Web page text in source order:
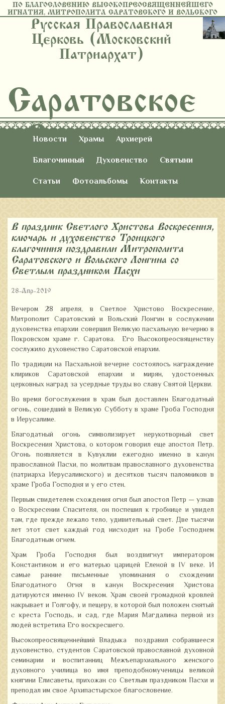
ПО БЛАГОСЛОВЕНИЮ ВЫСОКОПРЕОСВЯЩЕННЕЙШЕГО
ИГНАТИЯ, МИТРОПОЛИТА САРАТОВСКОГО И ВОЛЬСКОГО
Русская Православная
Церковь (Московский
Патриархат)
Саратовское
Восточное
Благочиние
Новости Храмы
Архиерей
Благочинный
Духовенство
Святыни
Статьи
Фотоальбомы Контакты
В праздник Светлого Христова Воскресения,
ключарь и духовенство Троицкого
благочиния поздравили Митрополита
Саратовского и Вольского Лонгина со
Светлым праздником Пасхи
28-Апр-2019
Вечером 28 апреля, в Светлое Христово Воскресение,
Митрополит Саратовский и Вольский Лонгин в сослужении
духовенства епархии совершил Великую пасхальную вечерню в
Покровском храме г. Саратова. Его Высокопреосвященству
сослужило духовенство Саратовской епархии.
По традиции на Пасхальной вечерне состоялось награждение
клириков Саратовской епархии и мирян, удостоенных
церковных наград за усердные труды во славу Святой Церкви.
Во время богослужения в храм был доставлен Благодатный
огонь, сошедший в Великую Субботу в храме Гроба Господня
в Иерусалиме.
Благодатный огонь символизирует нерукотворный свет
Воскресения Христова, о котором говорил еще апостол Петр.
Огонь появляется в Кувуклии ежегодно именно в канун
православной Пасхи, по молитвам православного духовенства
(патриарха Иерусалимского) и десятков тысяч паломников в
храме Гроба Господня и у его стен.
Первым свидетелем схождения огня был апостол Петр — узнав
о Воскресении Спасителя, он поспешил к гробнице и увидел
там, где прежде лежало тело, удивительный свет. Две тысячи
лет этот свет каждый год нисходит на Гробе Господнем
Благодатным огнем.
Храм Гроба Господня был воздвигнут императором
Константином и его матерью царицей Еленой в IV веке. И
самые ранние письменные упоминания о схождении
Благодатного Огня в канун Воскресения Христова
датируются именно IV веком. Храм своей громадной кровлей
накрывает и Голгофу, и пещеру, в которой был положен снятый
с креста Господь, и сад, где Мария Магдалина первой из
людей встретила Его воскресшего.
Высокопреосвященнейший Владыка поздравил собравшееся
духовенство, студентов Саратовской православной духовной
семинарии и воспитанниц Межъепархиального женского
духовного училища во имя преподобномученицы великой
княгини Елисаветы, прихожан со Светлым праздником Пасхи и
преподал им свое Архипастырское благословение.